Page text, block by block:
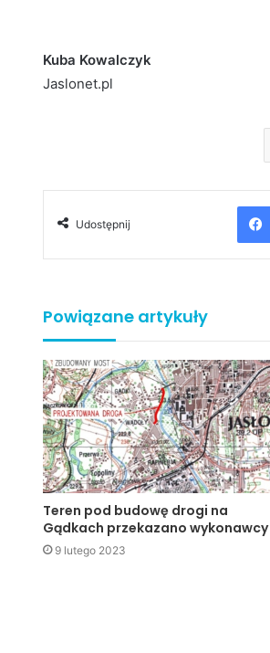
Kuba Kowalczyk
Jaslonet.pl
Udostępnij
Powiązane artykuły
Teren pod budowę drogi na
Gądkach przekazano wykonawcy
9 lutego 2023